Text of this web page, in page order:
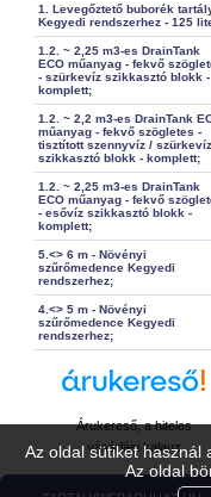
Az oldal sütiket használ
Az oldal
1. Levegőztető buborék
Kegyedi rendszerhez - 125
1.2. ~ 2,25 m3-es DrainTank
ECO műanyag - fekvő
- szürkevíz szikkasztó blokk -
komplett;
1.2. ~ 2,2 m3-es DrainTank
műanyag - fekvő szögletes -
tisztított szennyvíz / szürkevíz
szikkasztó blokk - komplett;
1.2. ~ 2,25 m3-es DrainTank
ECO műanyag - fekvő
- esővíz szikkasztó blokk -
komplett;
5.<> 6 m - Növényi
szűrőmedence Kegyedi
rendszerhez;
4.<> 5 m - Növényi
szűrőmedence Kegyedi
rendszerhez;
Árukereső, a hiteles
vásárlási kalauz